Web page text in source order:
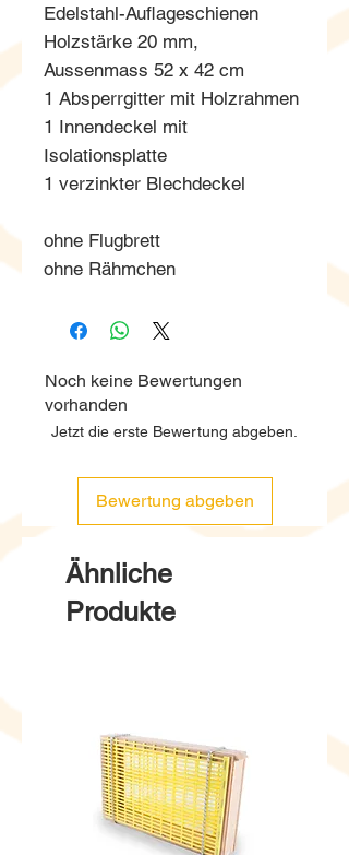
Edelstahl-Auflageschienen
Holzstärke 20 mm,
Aussenmass 52 x 42 cm
1 Absperrgitter mit Holzrahmen
1 Innendeckel mit
Isolationsplatte
1 verzinkter Blechdeckel
ohne Flugbrett
ohne Rähmchen
Noch keine Bewertungen
vorhanden
Jetzt die erste Bewertung abgeben.
Bewertung abgeben
Ähnliche
Produkte